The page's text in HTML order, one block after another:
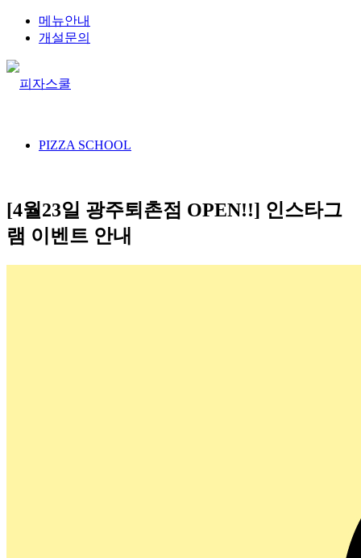
메뉴안내
개설문의
PIZZA SCHOOL
[4월23일 광주퇴촌점 OPEN!!] 인스타그
램 이벤트 안내